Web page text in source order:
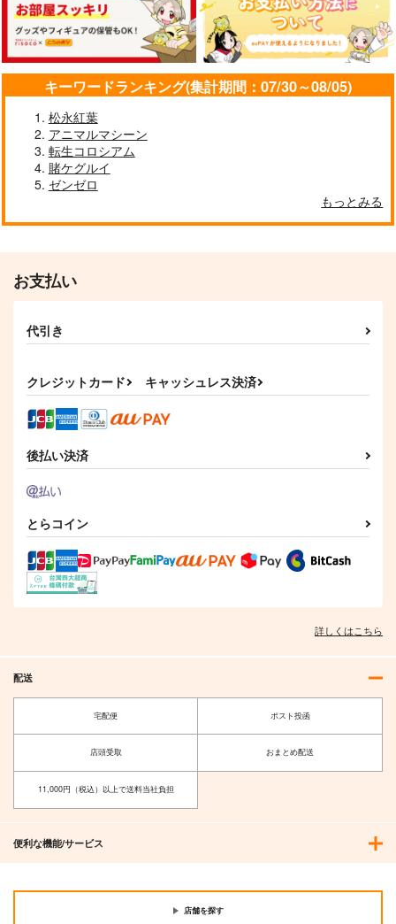
黒白のアヴェスター 1
関
専売 2,178円（税込）
オリジナル
サンプル
カート
産経新聞社
サンプル
WhitePlanter
サンプル
森倉円「名前のない
星」絵師100人
展 16 大阪展 前売り券
産経新聞社
キーワードランキング(集計期間：07/30～08/05)
松永紅葉
アニマルマシーン
転生コロシアム
賭ケグルイ
ゼンゼロ
もっとみる
お支払い
代引き
クレジットカード キャッシュレス決済
後払い決済
とらコイン
詳しくはこちら
配送
宅配便 ポスト投函
店頭受取 おまとめ配送
11,000円（税込）以上で送料当社負担
便利な機能/サービス
店舗を探す